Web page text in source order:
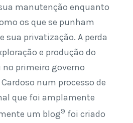
manutenção enquanto
os que se punham
sua privatização. A perda
e produção do
primeiro governo
num processo de
que foi amplamente
um blog9 foi criado